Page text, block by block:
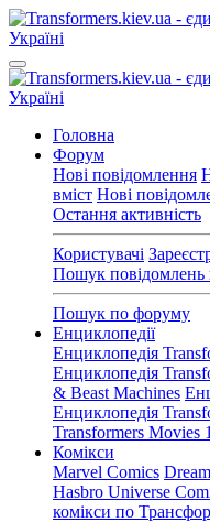
Головна
Форум
Нові повідомлення
вміст Нові
Остання активність
Користувачі
Пошук повідомлень
Пошук по форуму
Енциклопедії
Енциклопедія
Енциклопедія
& Beast Machines
Енциклопедія
Transformers Movies
Комікси
Marvel Comics
Hasbro Universe
комікси по